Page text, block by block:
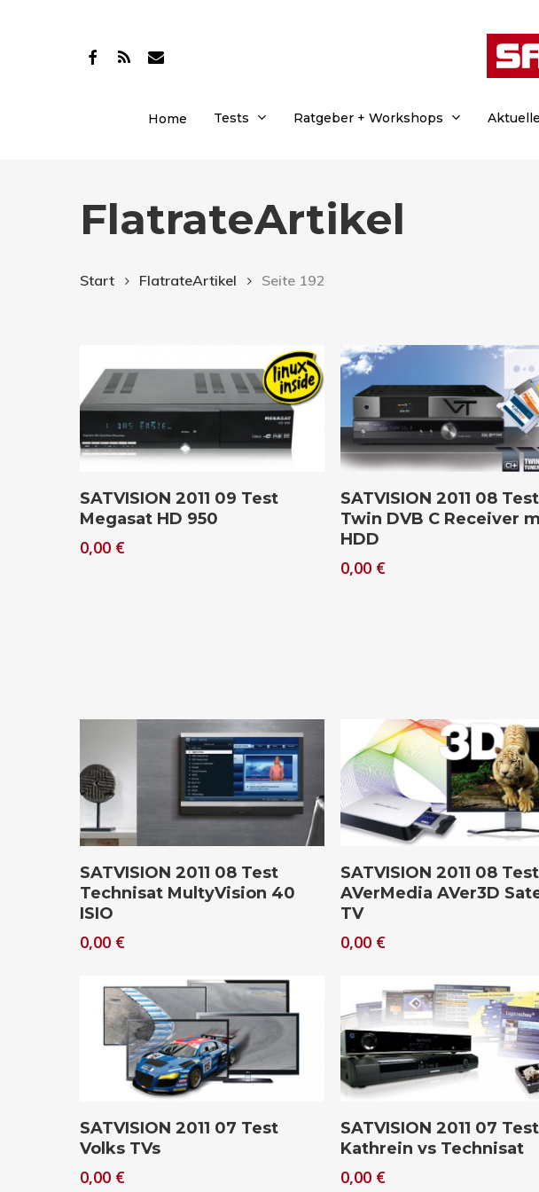
Drücken Sie Enter zum Suchen oder ESC zum Schließen.
facebook
RSS email
Home Tests Ratgeber + Workshops
FlatrateArtikel
Start FlatrateArtikel Seite 192
Download
SATVISION 2011 09 Test
Megasat HD 950
0,00 €
Download
SATVISION 2011 08
Twin DVB C Receiver
HDD
0,00 €
Download
SATVISION 2011 08 Test
Technisat MultyVision 40
ISIO
0,00 €
Download
SATVISION 2011 08 Test
AVerMedia AVer3D
TV
0,00 €
Download
SATVISION 2011 07 Test
Volks TVs
0,00 €
Download
SATVISION 2011 07 Test
Kathrein vs Technisat
0,00 €